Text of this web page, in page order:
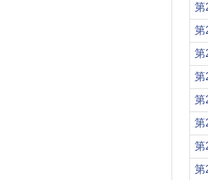
第
第
第
第
第
第
第
第